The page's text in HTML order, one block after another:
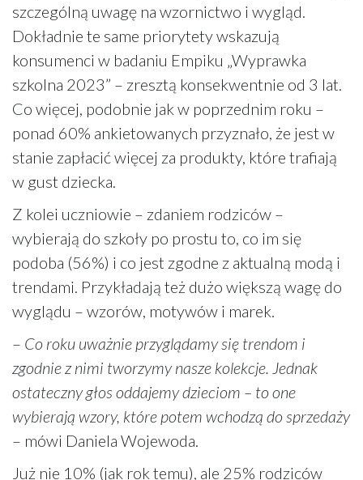
szczególną uwagę na wzornictwo i wygląd.
Dokładnie te same priorytety wskazują
konsumenci w badaniu Empiku „Wyprawka
szkolna 2023” – zresztą konsekwentnie od 3 lat.
Co więcej, podobnie jak w poprzednim roku –
ponad 60% ankietowanych przyznało, że jest w
stanie zapłacić więcej za produkty, które trafiają
w gust dziecka.
Z kolei uczniowie – zdaniem rodziców –
wybierają do szkoły po prostu to, co im się
podoba (56%) i co jest zgodne z aktualną modą i
trendami. Przykładają też dużo większą wagę do
wyglądu – wzorów, motywów i marek.
– Co roku uważnie przyglądamy się trendom i
zgodnie z nimi tworzymy nasze kolekcje. Jednak
ostateczny głos oddajemy dzieciom – to one
wybierają wzory, które potem wchodzą do sprzedaży
– mówi Daniela Wojewoda.
Już nie 10% (jak rok temu), ale 25% rodziców